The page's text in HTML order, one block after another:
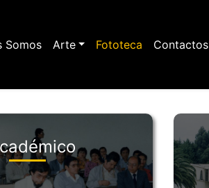
contenido
Somos Arte Fototeca Contactos